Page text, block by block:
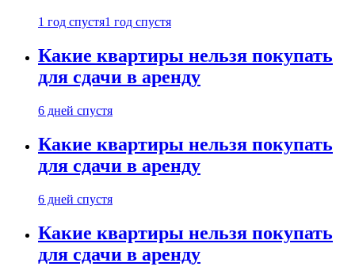
1 год спустя1 год спустя
Какие квартиры нельзя покупать
для сдачи в аренду
6 дней спустя
Какие квартиры нельзя покупать
для сдачи в аренду
6 дней спустя
Какие квартиры нельзя покупать
для сдачи в аренду